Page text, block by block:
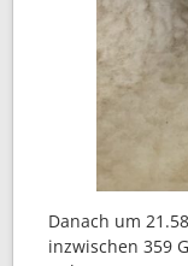
Danach um
inzwischen 359